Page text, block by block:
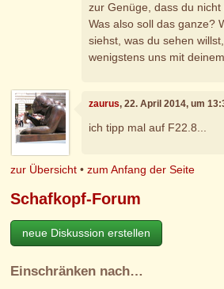
zur Genüge, dass du
Was also soll das ganze?
siehst, was du sehen
wenigstens uns mit
zaurus, 22. April 2014, um
ich tipp mal auf F22.8...
zur Übersicht •zum Anfang der Seite
Schafkopf-Forum
neue Diskussion erstellen
Einschränken nach…